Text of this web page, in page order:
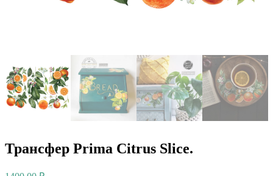
Трансфер Prima Citrus Slice.